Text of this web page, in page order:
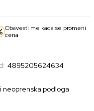
Obavesti me kada se promeni
cena
4895205624634
neoprenska podloga